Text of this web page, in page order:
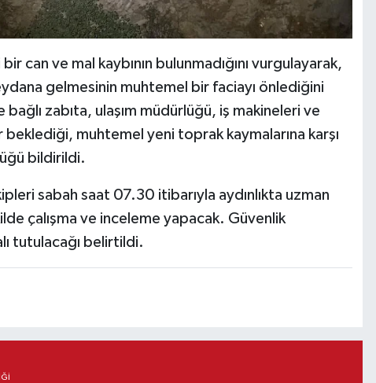
can ve mal kaybının bulunmadığını vurgulayarak,
gelmesinin muhtemel bir faciayı önlediğini
zabıta, ulaşım müdürlüğü, iş makineleri ve
muhtemel yeni toprak kaymalarına karşı
bildirildi.
sabah saat 07.30 itibarıyla aydınlıkta uzman
çalışma ve inceleme yapacak. Güvenlik
tutulacağı belirtildi.